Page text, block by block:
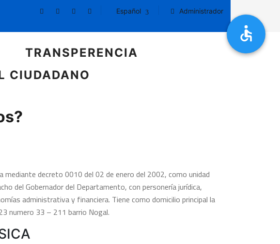
Español Administrador
TRANSPERENCIA
CIUDADANO
mediante decreto 0010 del 02 de enero del 2002, como unidad
del Gobernador del Departamento, con personería jurídica,
administrativa y financiera. Tiene como domicilio principal la
numero 33 – 211 barrio Nogal.